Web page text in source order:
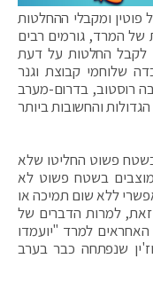
ומקבלי ההחלטות
של המרד, גורמים רבים
לקבל החלטות על דעת
שלוחמי קבוצת וגנר
רוסטוב, בדרום-מערב
והחשובות ביותר
פשוט החליטו שלא
בשטח פשוט לא
ללא שום תמיכה או
זאת, למרות הדברים של
של יום שבת 24 ביוני כי האחראים למרד "יועמדו
שנפתחה כבר בערב